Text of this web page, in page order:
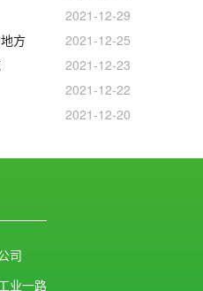
2021-12-29
方
2021-12-25
2021-12-23
2021-12-22
2021-12-20
司
业一路